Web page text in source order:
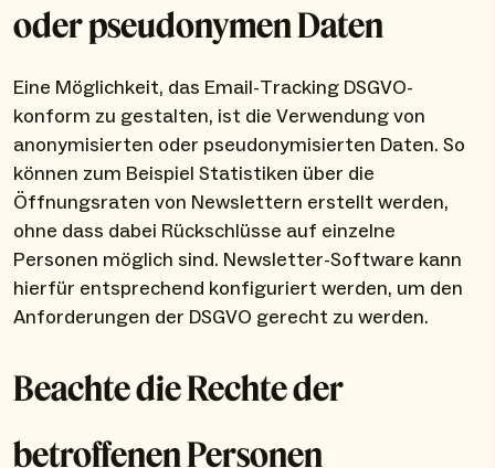
oder pseudonymen Daten
Eine Möglichkeit, das Email-Tracking DSGVO-
konform zu gestalten, ist die Verwendung von
anonymisierten oder pseudonymisierten Daten. So
können zum Beispiel Statistiken über die
Öffnungsraten von Newslettern erstellt werden,
ohne dass dabei Rückschlüsse auf einzelne
Personen möglich sind. Newsletter-Software kann
hierfür entsprechend konfiguriert werden, um den
Anforderungen der DSGVO gerecht zu werden.
Beachte die Rechte der
betroffenen Personen